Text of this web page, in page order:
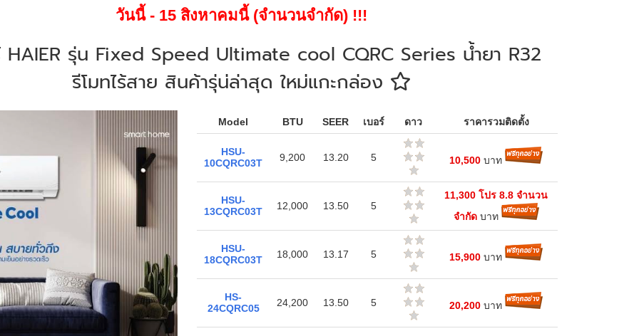
วันนี้ - 15 สิงหาคมนี้ (จำนวนจำกัด) !!!
รุ่น Fixed Speed Ultimate cool CQRC Series น้ำยา R32
รีโมทไร้สาย สินค้ารุ่น่ล่าสุด ใหม่แกะกล่อง
Model BTU SEER เบอร์ ดาว ราคารวมติดตั้ง
HSU-
10CQRC03T
9,200 13.20 5 10,500 บาท
HSU-
13CQRC03T
12,000 13.50 5
11,300 โปร 8.8 จำนวน
จำกัดบาท
HSU-
18CQRC03T
18,000 13.17 5 15,900 บาท
HS-
24CQRC05
24,200 13.50 5 20,200 บาท